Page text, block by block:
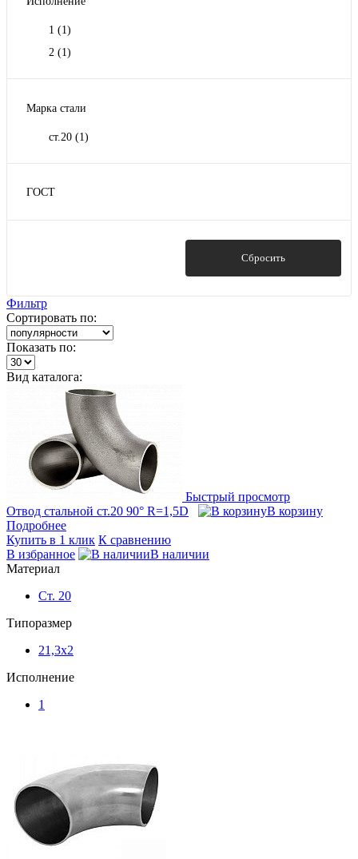
1 (1)
2 (1)
Марка стали
ст.20 (1)
ГОСТ
Сбросить
Фильтр
Сортировать по:
Показать по:
Вид каталога:
Быстрый просмотр
Отвод стальной ст.20 90° R=1,5D
В корзину
Подробнее
Купить в 1 клик К сравнению
В избранное
В наличии
Материал
Ст. 20
Типоразмер
21,3x2
Исполнение
1